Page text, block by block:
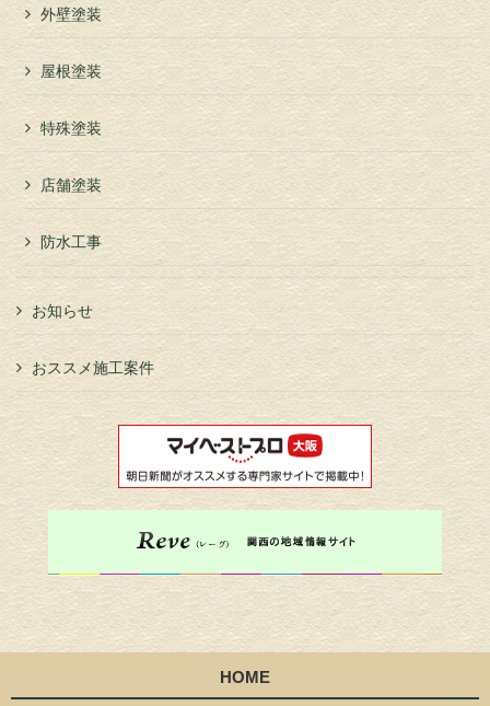
外壁塗装
屋根塗装
特殊塗装
店舗塗装
防水工事
お知らせ
おススメ施工案件
HOME